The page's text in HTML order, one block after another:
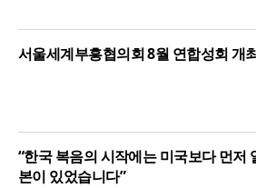
서울세계부흥협의회 8월 연합성회 개
“한국 복음의 시작에는 미국보다 먼저
본이 있었습니다”